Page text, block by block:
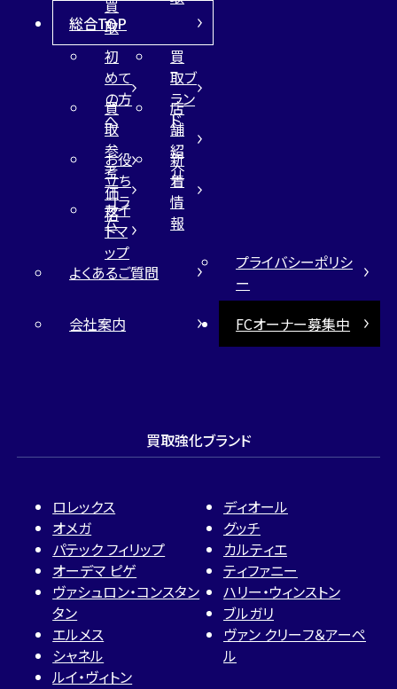
買
取
総合TOP
初
めて
の方
へ
買
取ブ
ラン
ド
買
取
参
考
価
格
店
舗
紹
介
お役
立ち
コラ
ム
新
着
情
報
サイ
トマ
ップ
よくあるご質問
プライバシーポリシ
ー
会社案内
FCオーナー募集中
買取強化ブランド
ロレックス
オメガ
パテック フィリップ
オーデマ ピゲ
ヴァシュロン・コンスタン
タン
エルメス
シャネル
ルイ・ヴィトン
ディオール
グッチ
カルティエ
ティファニー
ハリー・ウィンストン
ブルガリ
ヴァン クリーフ＆アーペ
ル